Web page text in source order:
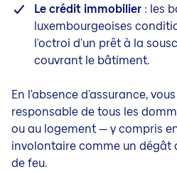
Le crédit immobilier : les
luxembourgeoises
l'octroi d'un prêt à la
couvrant le bâtiment.
En l'absence d'assurance,
responsable de tous les
ou au logement — y compris
involontaire comme un dégât
de feu.